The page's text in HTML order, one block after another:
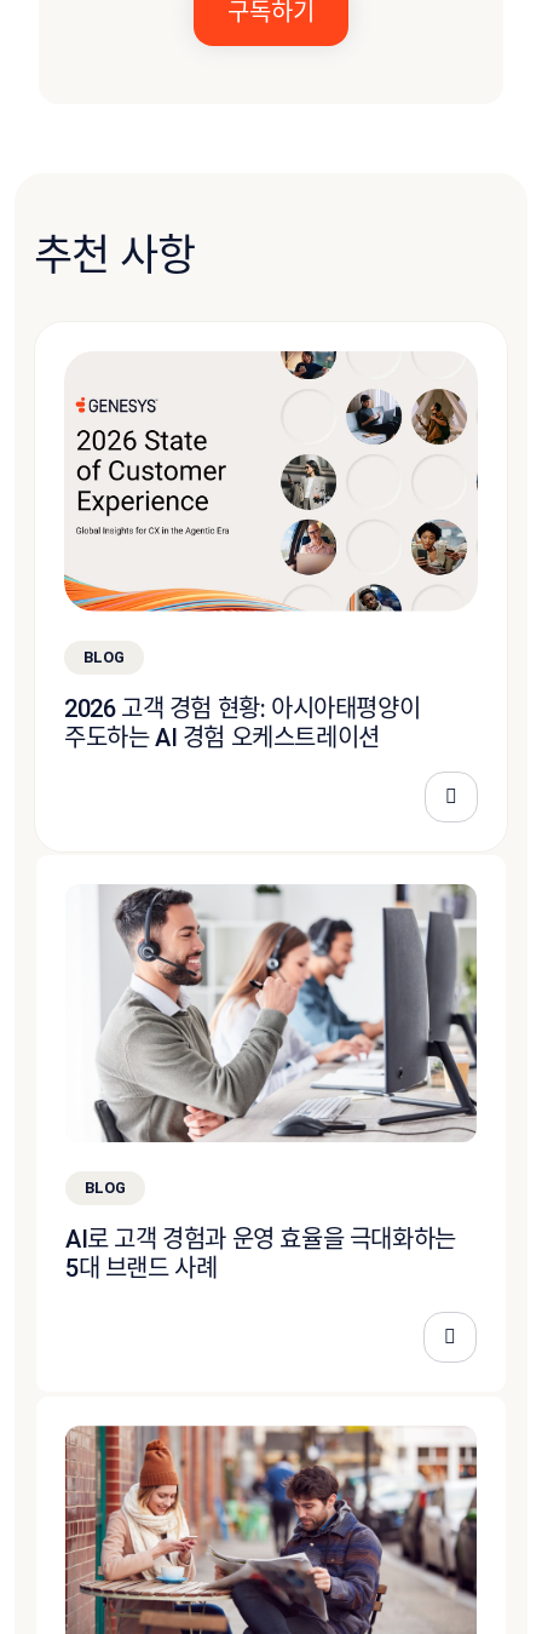
추천 사항
BLOG
2026 고객 경험 현황: 아시아태평양이
주도하는 AI 경험 오케스트레이션
BLOG
AI로 고객 경험과 운영 효율을 극대화하는
5대 브랜드 사례